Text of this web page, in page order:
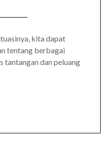
kita dapat
tentang berbagai
tantangan dan peluang